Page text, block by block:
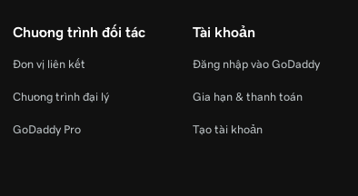
Chương trình đối tác
Đơn vị liên kết
Chương trình đại lý
GoDaddy Pro
Tài khoản
Đăng nhập vào GoDaddy
Gia hạn & thanh toán
Tạo tài khoản